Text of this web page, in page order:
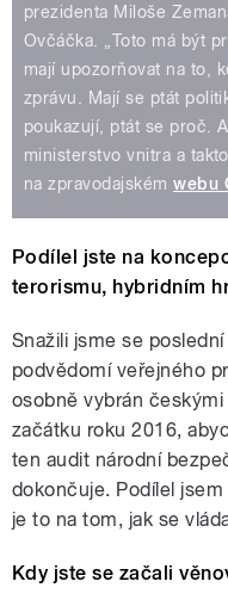
prezidenta Miloše
Ovčáčka. „Toto má být
mají upozorňovat na to,
zprávu. Mají se ptát
poukazují, ptát se proč.
ministerstvo vnitra a
na zpravodajskémwebu
Podílel jste na
terorismu, hybridním
Snažili jsme se
podvědomí veřejného
osobně vybrán
začátku roku 2016,
ten audit národní
dokončuje. Podílel
je to na tom, jak se
Kdy jste se začali